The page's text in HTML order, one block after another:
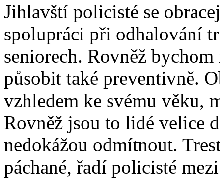
Jihlavští policisté se
spolupráci při odhalování
seniorech. Rovněž
působit také preventivně.
vzhledem ke svému věku,
Rovněž jsou to lidé velice
nedokážou odmítnout.
páchané, řadí policisté